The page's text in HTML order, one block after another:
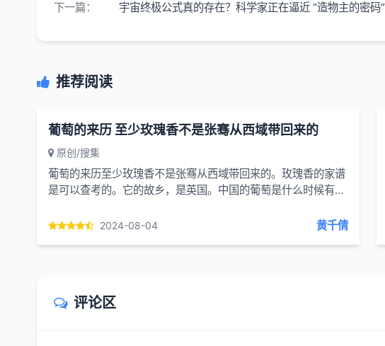
下一篇：
宇宙终极公式真的存在？科学家正在逼近 “造物主的密码”
推荐阅读
葡萄的来历 至少玫瑰香不是张骞从西域带回来的
原创/搜集
葡萄的来历至少玫瑰香不是张骞从西域带回来的。玫瑰香的家谱
是可以查考的。它的故乡，是英国。中国的葡萄是什么时候有
域带回来的，在汉武帝的时候，即...
2024-08-04 黄千倩
评论区